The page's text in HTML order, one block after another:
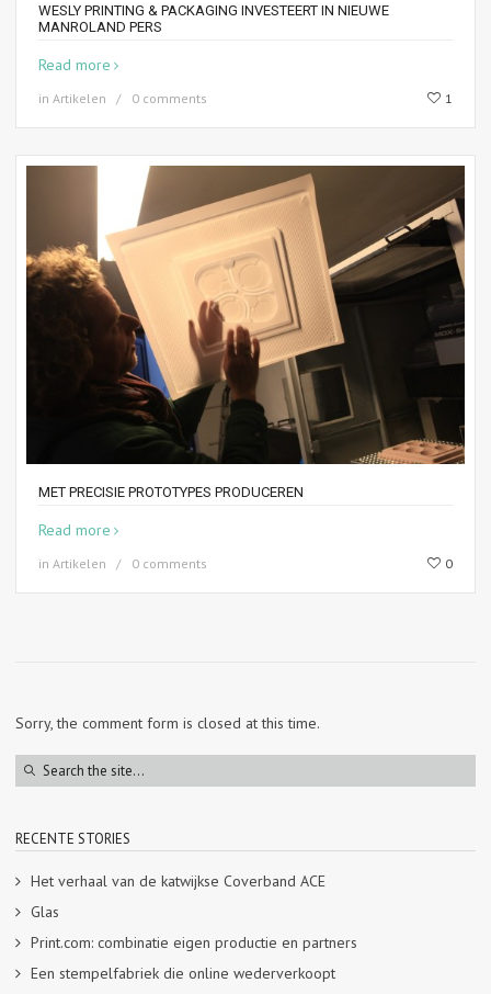
WESLY PRINTING & PACKAGING INVESTEERT IN NIEUWE
MANROLAND PERS
Read more
in Artikelen 0 comments 1
MET PRECISIE PROTOTYPES PRODUCEREN
Read more
in Artikelen 0 comments 0
Sorry, the comment form is closed at this time.
RECENTE STORIES
Het verhaal van de katwijkse Coverband ACE
Glas
Print.com: combinatie eigen productie en partners
Een stempelfabriek die online wederverkoopt